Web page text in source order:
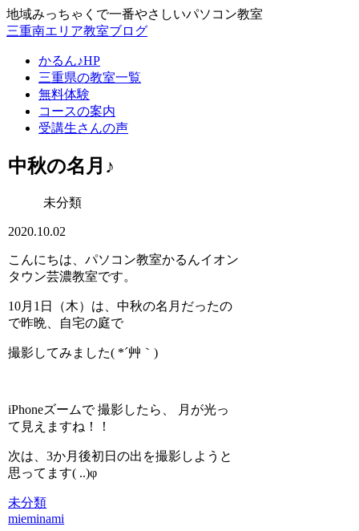
地域みっちゃくで一番やさしいパソコン教室
三重南エリア教室ブログ
かるん♪HP
三重県の教室一覧
無料体験
コースの案内
受講生さんの声
中秋の名月♪
未分類
2020.10.02
こんにちは、パソコン教室かるんイオン
タウン芸濃教室です。
10月1日（木）は、中秋の名月だったの
で昨晩、自宅の庭で
撮影してみました( *´艸｀)
iPhoneズームで 撮影したら、 月が光っ
て見えますね！！
次は、3か月後初日の出を撮影しようと
思ってます( ..)φ
未分類
mieminami